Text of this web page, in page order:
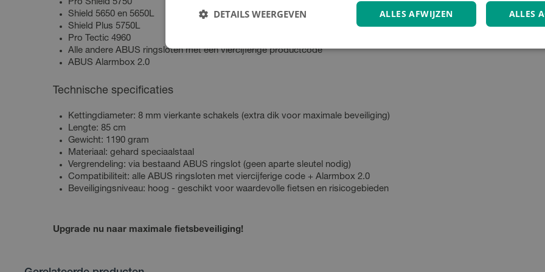
Pro Shield 5750
Shield 5650 en 5650L
Shield Plus 5750L
Pro Tectic 4960
Alle andere ABUS ringsloten met een viercijferige productcode
ABUS Alarmbox 2.0
Technische specificaties
Kettingdiameter: 8 mm vierkante schakels (extra dik voor maximale beveiliging)
Lengte: 85 cm
Gewicht: 1190 gram
Materiaal: gehard speciaalstaal
Vergrendeling: via bestaand ABUS ringslot (geen aparte sleutel nodig)
Compatibiliteit: alle ABUS ringsloten met viercijferige code + Alarmbox 2.0
Beveiligingsniveau: hoog - geschikt voor waardevolle fietsen en risicogebieden
Upgrade nu naar maximale fietsbeveiliging!
ALLES
ALLES AFWIJZEN
DETAILS WEERGEVEN